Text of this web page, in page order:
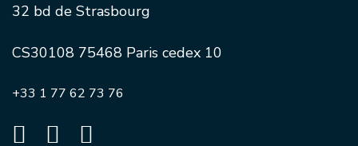
32 bd de Strasbourg
CS30108 75468 Paris cedex 10
+33 1 77 62 73 76